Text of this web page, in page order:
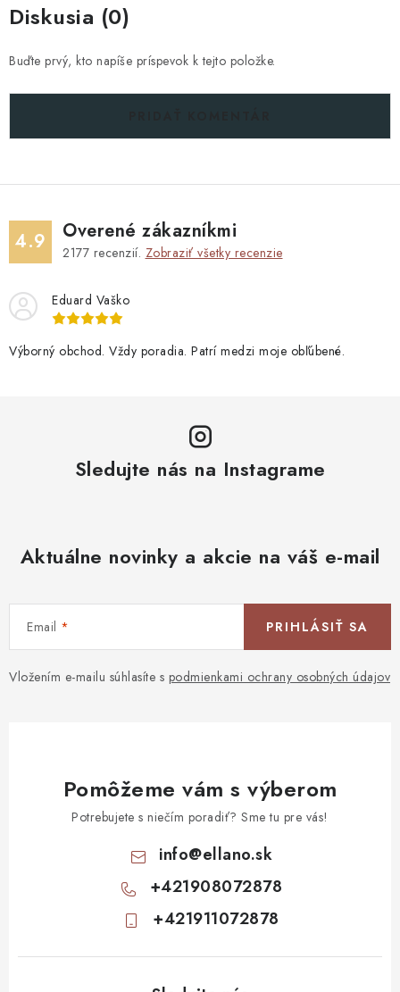
Diskusia (0)
Buďte prvý, kto napíše príspevok k tejto položke.
4.9 Overené zákazníkmi
2177 recenzií. Zobraziť všetky recenzie
Eduard Vaško
Výborný obchod. Vždy poradia. Patrí medzi moje obľúbené.
Sledujte nás na Instagrame
Aktuálne novinky a akcie na váš e-mail
Email
Vložením e-mailu súhlasíte s podmienkami ochrany osobných údajov
PRIHLÁSIŤ SA
Pomôžeme vám s výberom
Potrebujete s niečím poradiť? Sme tu pre vás!
info@ellano.sk
+421908072878
+421911072878